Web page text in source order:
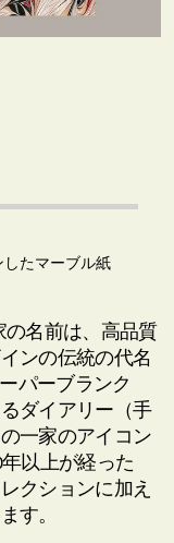
たマーブル紙
の名前は、高品質
ンの伝統の代名
パーブランク
ダイアリー（手
一家のアイコン
以上が経った
クションに加え
す。